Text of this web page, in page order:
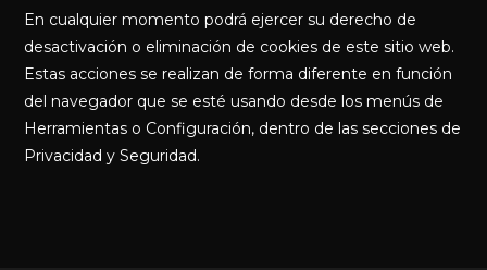
En cualquier momento podrá ejercer su derecho de
desactivación o eliminación de cookies de este sitio web.
Estas acciones se realizan de forma diferente en función
del navegador que se esté usando desde los menús de
Herramientas o Configuración, dentro de las secciones de
Privacidad y Seguridad.